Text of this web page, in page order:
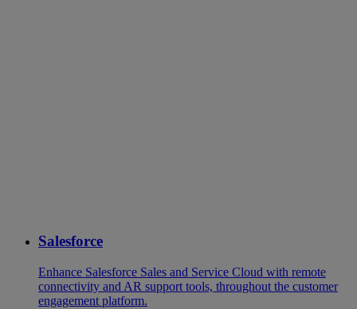
Salesforce
Enhance Salesforce Sales and Service Cloud with remote
connectivity and AR support tools, throughout the customer
engagement platform.